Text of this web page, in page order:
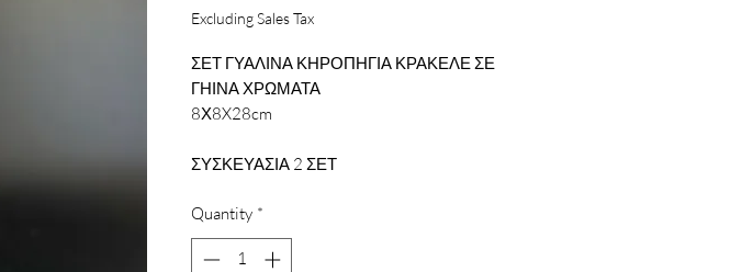
Excluding Sales Tax
ΣΕΤ ΓΥΑΛΙΝΑ ΚΗΡΟΠΗΓΙΑ ΚΡΑΚΕΛΕ ΣΕ
ΓΗΙΝΑ ΧΡΩΜΑΤΑ
8Χ8X28cm
ΣΥΣΚΕΥΑΣΙΑ 2 ΣΕΤ
Quantity *